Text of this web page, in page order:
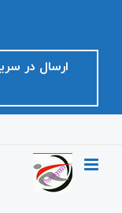
ارسال در